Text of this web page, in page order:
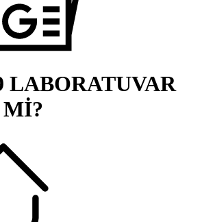
LABORATUVAR